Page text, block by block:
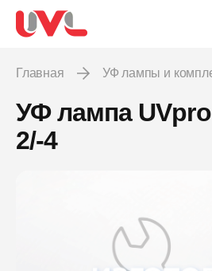
Главная УФ лампы и
УФ лампа
2/-4